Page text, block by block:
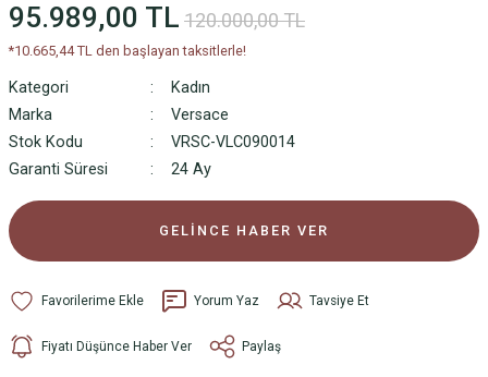
95.989,00 TL 120.000,00 TL
*10.665,44 TL den başlayan taksitlerle!
Kategori
Kadın
Marka
Versace
Stok Kodu
VRSC-VLC090014
Garanti Süresi
24 Ay
GELİNCE HABER VER
Yorum Yaz Tavsiye Et
Fiyatı Düşünce Haber Ver Paylaş